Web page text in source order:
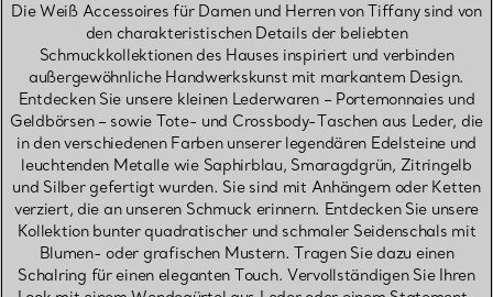
Die Weiß Accessoires für Damen und Herren von Tiffany sind von
den charakteristischen Details der beliebten
Schmuckkollektionen des Hauses inspiriert und verbinden
außergewöhnliche Handwerkskunst mit markantem Design.
Entdecken Sie unsere kleinen Lederwaren – Portemonnaies und
Geldbörsen – sowie Tote- und Crossbody-Taschen aus Leder, die
in den verschiedenen Farben unserer legendären Edelsteine und
leuchtenden Metalle wie Saphirblau, Smaragdgrün, Zitringelb
und Silber gefertigt wurden. Sie sind mit Anhängern oder Ketten
verziert, die an unseren Schmuck erinnern. Entdecken Sie unsere
Kollektion bunter quadratischer und schmaler Seidenschals mit
Blumen- oder grafischen Mustern. Tragen Sie dazu einen
Schalring für einen eleganten Touch. Vervollständigen Sie Ihren